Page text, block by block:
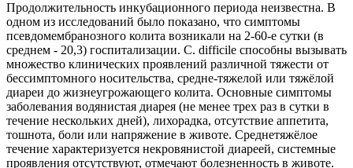
Продолжительность инкубационного периода неизвестна. В
одном из исследований было показано, что симптомы
псевдомембранозного колита возникали на 2-60-е сутки (в
среднем - 20,3) госпитализации. С. difficile способны вызывать
множество клинических проявлений различной тяжести от
бессимптомного носительства, средне-тяжелой или тяжёлой
диареи до жизнеугрожающего колита. Основные симптомы
заболевания водянистая диарея (не менее трех раз в сутки в
течение нескольких дней), лихорадка, отсутствие аппетита,
тошнота, боли или напряжение в животе. Среднетяжёлое
течение характеризуется некровянистой диареей, системные
проявления отсутствуют, отмечают болезненность в животе.